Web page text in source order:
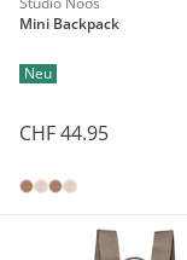
Mini Backpack
Neu
CHF 44.95